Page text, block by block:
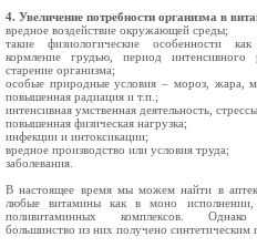
4. Увеличение потребности организма в
вредное воздействие окружающей среды;
такие физиологические особенности как
кормление грудью, период
старение организма;
особые природные условия – мороз, жара,
повышенная радиация и т.п.;
интенсивная умственная деятельность,
повышенная физическая нагрузка;
инфекции и интоксикации;
вредное производство или условия труда;
заболевания.
В настоящее время мы можем найти в
любые витамины как в моно
поливитаминных комплексов. Однако
большинство из них получено синтетическим